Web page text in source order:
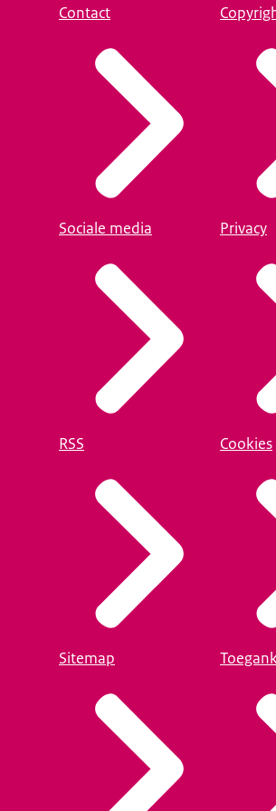
Contact
Sociale media
RSS
Sitemap
Privacy
Cookies